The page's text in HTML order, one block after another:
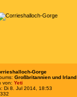
Gorge
Großbritannien und Irland
von: Yeti
Di 8. Jul 2014, 18:53